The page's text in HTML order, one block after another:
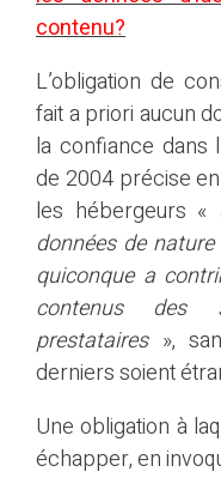
contenu?
L’obligation de
fait a priori aucun
la confiance dans
de 2004 précise
les hébergeurs «
données de
quiconque a
contenus des
prestataires »,
derniers soient
Une obligation à
échapper, en